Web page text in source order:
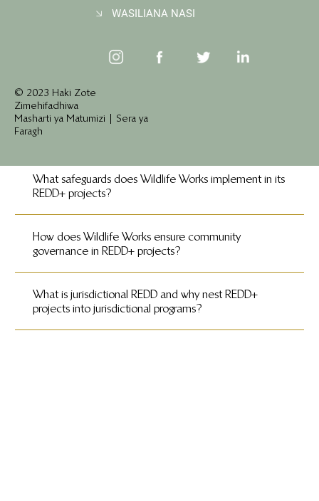
developer?
Why is land tenure important in REDD+ projects?
What safeguards does Wildlife Works implement in its
REDD+ projects?
How does Wildlife Works ensure community
governance in REDD+ projects?
What is jurisdictional REDD and why nest REDD+
projects into jurisdictional programs?
© 2023 Haki Zote
Zimehifadhiwa
Masharti ya Matumizi | Sera ya
Faragh
WASILIANA NASI